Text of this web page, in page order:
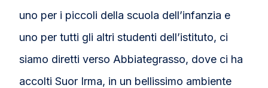
uno per i piccoli della scuola dell’infanzia e
uno per tutti gli altri studenti dell’istituto, ci
siamo diretti verso Abbiategrasso, dove ci ha
accolti Suor Irma, in un bellissimo ambiente